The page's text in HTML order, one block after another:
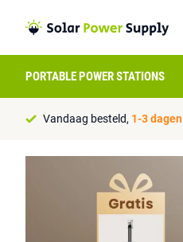
PORTABLE POWER STATIONS
Vandaag besteld, 1-3 dagen